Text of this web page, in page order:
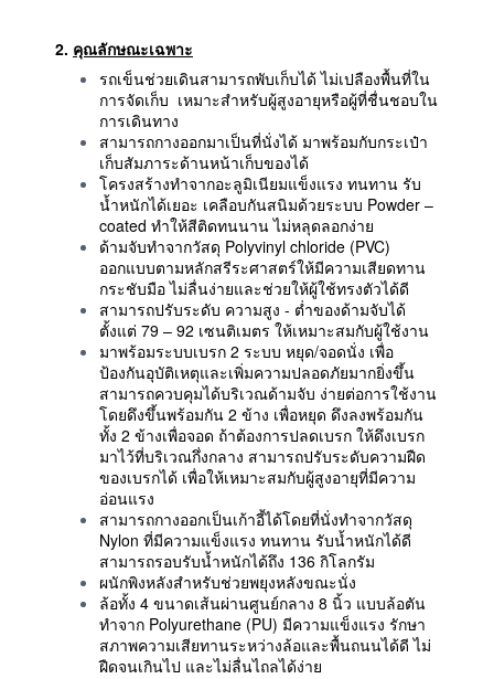
2. คุณลักษณะเฉพาะ
รถเข็นช่วยเดินสามารถพับเก็บได้ ไม่เปลืองพื้นที่ใน
การจัดเก็บ เหมาะสำหรับผู้สูงอายุหรือผู้ที่ชื่นชอบใน
การเดินทาง
สามารถกางออกมาเป็นที่นั่งได้ มาพร้อมกับกระเป๋า
เก็บสัมภาระด้านหน้าเก็บของได้
โครงสร้างทำจากอะลูมิเนียมแข็งแรง ทนทาน รับ
น้ำหนักได้เยอะ เคลือบกันสนิมด้วยระบบ Powder –
coated ทำให้สีติดทนนาน ไม่หลุดลอกง่าย
ด้ามจับทำจากวัสดุ Polyvinyl chloride (PVC)
ออกแบบตามหลักสรีระศาสตร์ให้มีความเสียดทาน
กระชับมือ ไม่ลื่นง่ายและช่วยให้ผู้ใช้ทรงตัวได้ดี
สามารถปรับระดับ ความสูง - ต่ำของด้ามจับได้
ตั้งแต่ 79 – 92 เซนติเมตร ให้เหมาะสมกับผู้ใช้งาน
มาพร้อมระบบเบรก 2 ระบบ หยุด/จอดนั่ง เพื่อ
ป้องกันอุบัติเหตุและเพิ่มความปลอดภัยมากยิ่งขึ้น
สามารถควบคุมได้บริเวณด้ามจับ ง่ายต่อการใช้งาน
โดยดึงขึ้นพร้อมกัน 2 ข้าง เพื่อหยุด ดึงลงพร้อมกัน
ทั้ง 2 ข้างเพื่อจอด ถ้าต้องการปลดเบรก ให้ดึงเบรก
มาไว้ที่บริเวณกึ่งกลาง สามารถปรับระดับความฝืด
ของเบรกได้ เพื่อให้เหมาะสมกับผู้สูงอายุที่มีความ
อ่อนแรง
สามารถกางออกเป็นเก้าอี้ได้โดยที่นั่งทำจากวัสดุ
Nylon ที่มีความแข็งแรง ทนทาน รับน้ำหนักได้ดี
สามารถรอบรับน้ำหนักได้ถึง 136 กิโลกรัม
ผนักพิงหลังสำหรับช่วยพยุงหลังขณะนั่ง
ล้อทั้ง 4 ขนาดเส้นผ่านศูนย์กลาง 8 นิ้ว แบบล้อตัน
ทำจาก Polyurethane (PU) มีความแข็งแรง รักษา
สภาพความเสียทานระหว่างล้อและพื้นถนนได้ดี ไม่
ฝืดจนเกินไป และไม่ลื่นไถลได้ง่าย